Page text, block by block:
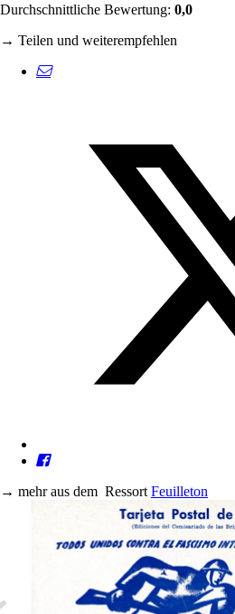
Durchschnittliche Bewertung: 0,0
→ Teilen und weiterempfehlen
→ mehr aus dem Ressort Feuilleton